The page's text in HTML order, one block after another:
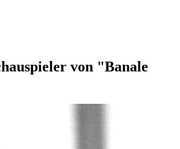
von "Banale